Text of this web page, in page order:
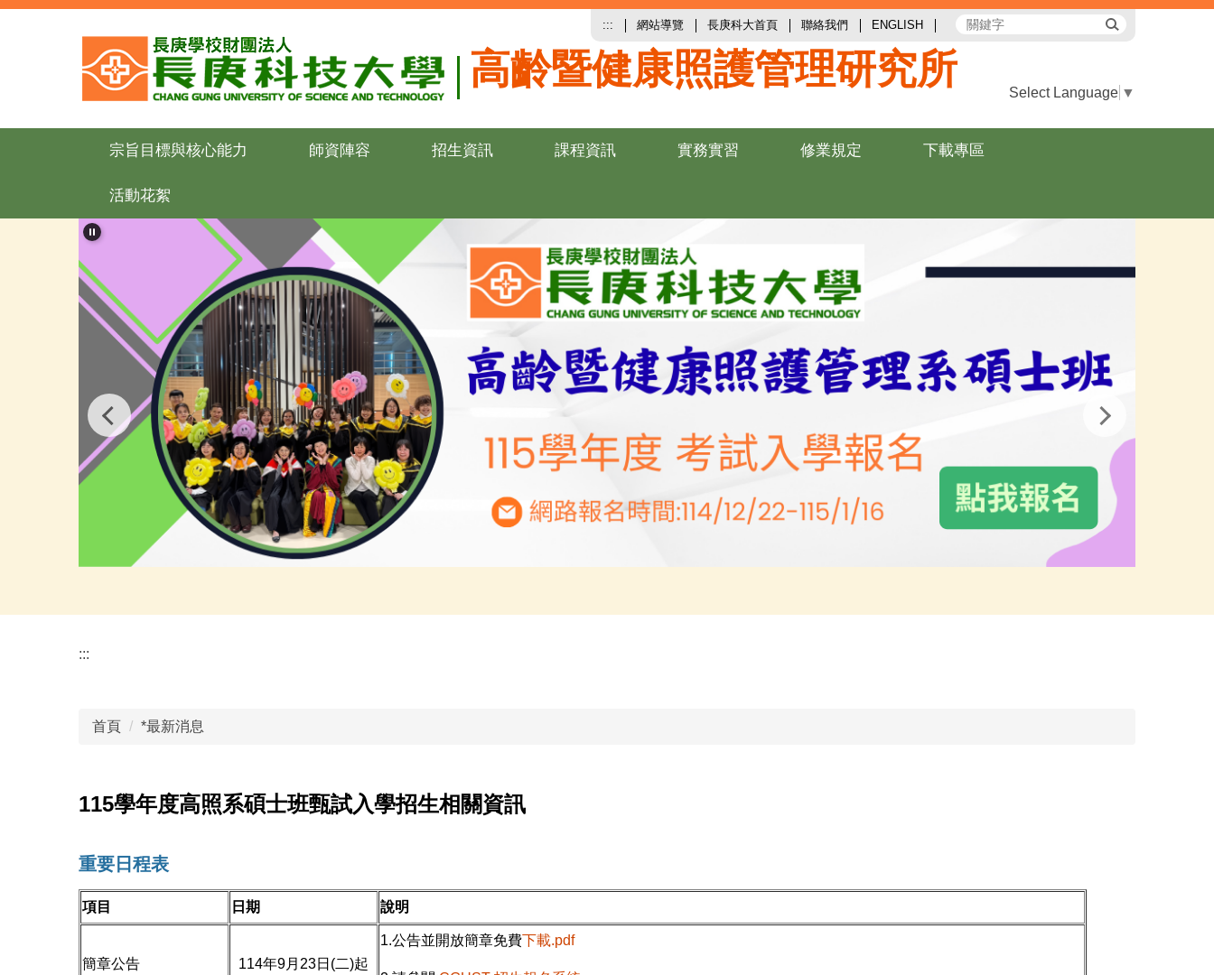
跳
高齡暨健康照護管理研究所
::: 網站導覽 長庚科大首頁 聯絡我們 ENGLISH
Select Language ▼
宗旨目標與核心能力 師資陣容 招生資訊 課程資訊 實務實習 修業規定 下載專區
活動花絮
:::
首頁 *最新消息
115學年度高照系碩士班甄試入學招生相關資訊
重要日程表
項目 日期 說明
簡章公告 114年9月23日(二)起
1.公告並開放簡章免費下載.pdf